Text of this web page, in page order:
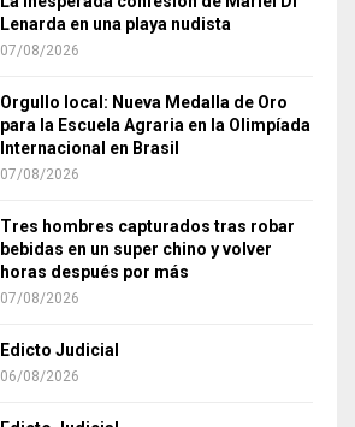
Lenarda en una playa nudista
07/08/2026
Orgullo local: Nueva Medalla de Oro
para la Escuela Agraria en la Olimpíada
Internacional en Brasil
07/08/2026
Tres hombres capturados tras robar
bebidas en un super chino y volver
horas después por más
07/08/2026
Edicto Judicial
06/08/2026